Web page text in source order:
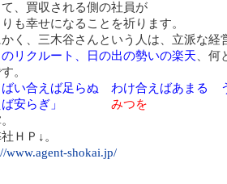
、買収される側の社員が
も幸せになることを祈ります。
かく、三木谷さんという人は、立派な経
リクルート、日の出の勢いの楽天 、
。
ばい合えば足らぬ わけ合えばあまる
ば安らぎ」
みつを
ＨＰ↓。
www.agent-shokai.jp/